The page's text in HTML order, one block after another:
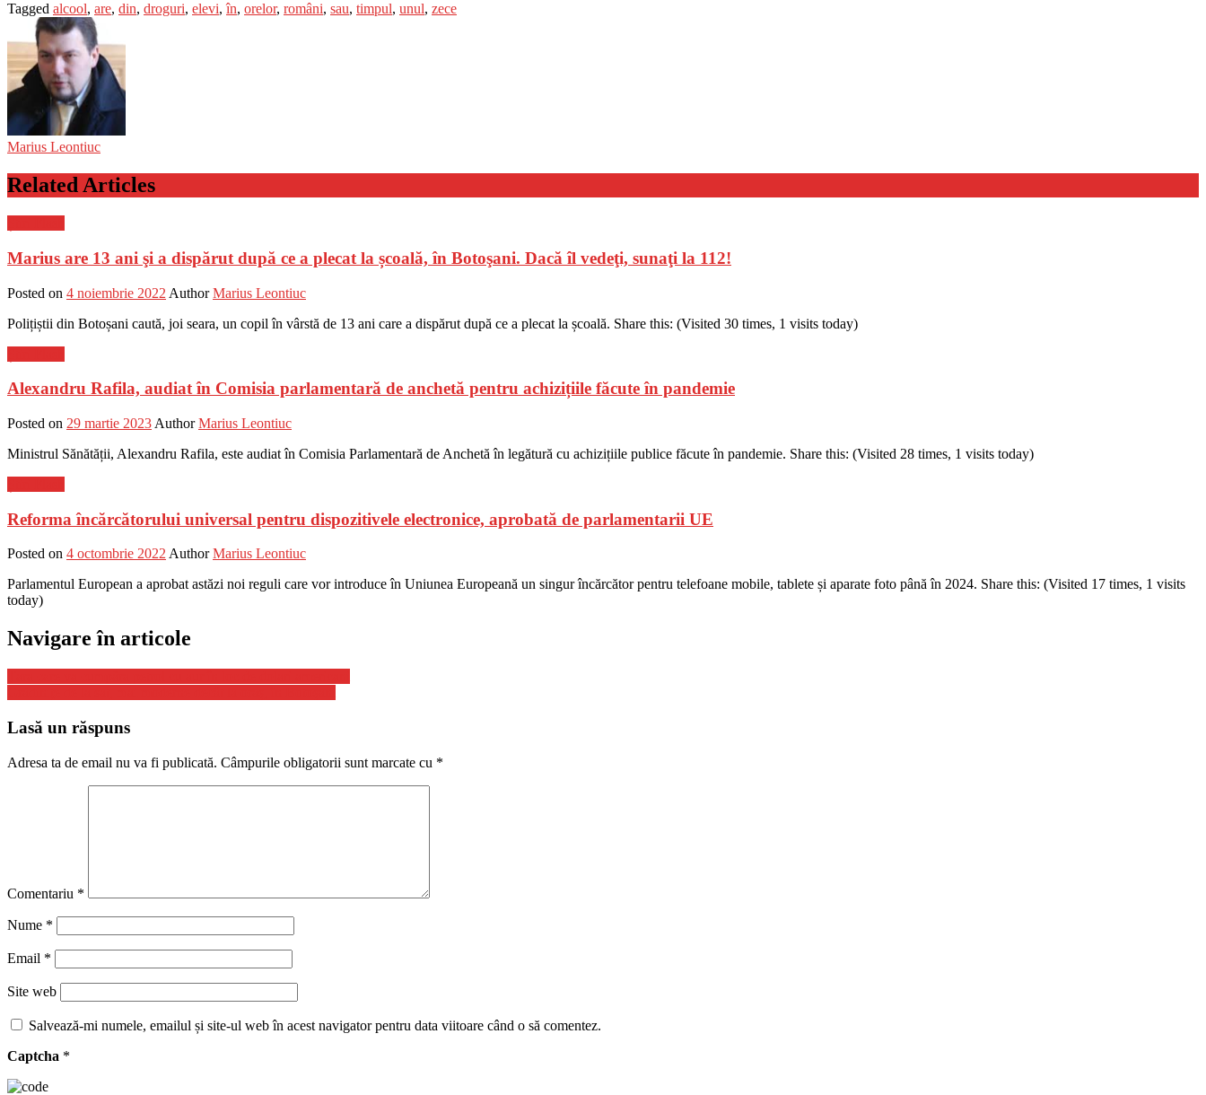
Tagged alcool, are, din, droguri, elevi,în, orelor, români, sau, timpul, unul, zece
Marius Leontiuc
Related Articles
Marius are 13 ani şi a dispărut după ce a plecat la școală, în Botoşani. Dacă îl vedeţi, sunaţi la 112!
Posted on 4 noiembrie 2022 Author Marius Leontiuc
Polițiștii din Botoșani caută, joi seara, un copil în vârstă de 13 ani care a dispărut după ce a plecat la școală. Share this: (Visited 30 times, 1 visits today)
Alexandru Rafila, audiat în Comisia parlamentară de anchetă pentru achizițiile făcute în pandemie
Posted on 29 martie 2023 Author Marius Leontiuc
Ministrul Sănătății, Alexandru Rafila, este audiat în Comisia Parlamentară de Anchetă în legătură cu achizițiile publice făcute în pandemie. Share this: (Visited 28 times, 1 visits today)
Reforma încărcătorului universal pentru dispozitivele electronice, aprobată de parlamentarii UE
Posted on 4 octombrie 2022Author Marius Leontiuc
Parlamentul European a aprobat astăzi noi reguli care vor introduce în Uniunea Europeană un singur încărcător pentru telefoane mobile, tablete și aparate foto până în 2024. Share this: (Visited 17 times, 1 visits
today)
Navigare în articole
Lasă un răspuns
Adresa ta de email nu va fi publicată. Câmpurile obligatorii sunt marcate cu *
Comentariu *
Nume *
Email *
Site web
Salvează-mi numele, emailul și site-ul web în acest navigator pentru data viitoare când o să comentez.
Captcha *